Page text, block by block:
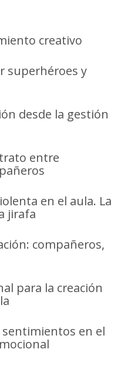
creativo
superhéroes y
desde la gestión
entre
en el aula. La
jirafa
compañeros,
para la creación
sentimientos en el